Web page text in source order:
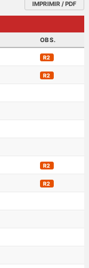
IMPRIMIR / PDF
OBS.
R2
R2
R2
R2